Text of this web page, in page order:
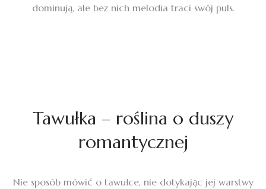
dominują, ale bez nich melodia traci swój puls.
Tawułka – roślina o duszy
romantycznej
Nie sposób mówić o tawułce, nie dotykając jej warstwy